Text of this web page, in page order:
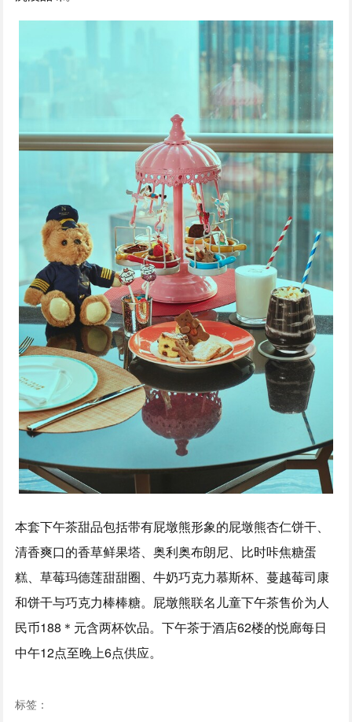
本套下午茶甜品包括带有屁墩熊形象的屁墩熊杏仁饼干、
清香爽口的香草鲜果塔、奥利奥布朗尼、比时咔焦糖蛋
糕、草莓玛德莲甜甜圈、牛奶巧克力慕斯杯、蔓越莓司康
和饼干与巧克力棒棒糖。屁墩熊联名儿童下午茶售价为人
民币188＊元含两杯饮品。下午茶于酒店62楼的悦廊每日
中午12点至晚上6点供应。
标签：